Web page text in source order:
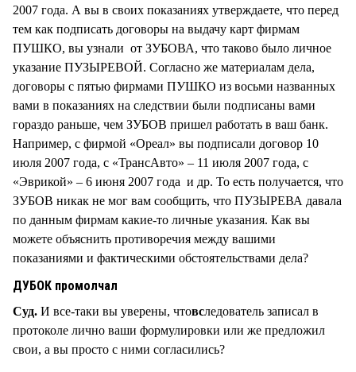
2007 года. А вы в своих показаниях утверждаете, что перед
тем как подписать договоры на выдачу карт фирмам
ПУШКО, вы узнали от ЗУБОВА, что таково было личное
указание ПУЗЫРЕВОЙ. Согласно же материалам дела,
договоры с пятью фирмами ПУШКО из восьми названных
вами в показаниях на следствии были подписаны вами
гораздо раньше, чем ЗУБОВ пришел работать в ваш банк.
Например, с фирмой «Ореал» вы подписали договор 10
июля 2007 года, с «ТрансАвто» – 11 июля 2007 года, с
«Эврикой» – 6 июня 2007 года и др. То есть получается, что
ЗУБОВ никак не мог вам сообщить, что ПУЗЫРЕВА давала
по данным фирмам какие-то личные указания. Как вы
можете объяснить противоречия между вашими
показаниями и фактическими обстоятельствами дела?
ДУБОК промолчал
Суд. И все-таки вы уверены, чтовследователь записал в
протоколе лично ваши формулировки или же предложил
свои, а вы просто с ними согласились?